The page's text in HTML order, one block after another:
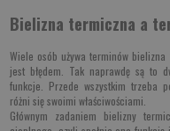
Bielizna termiczna a
Wiele osób używa terminów
jest błędem. Tak naprawdę są to
funkcje. Przede wszystkim trzeba
różni się swoimi właściwościami.
Głównym zadaniem bielizny